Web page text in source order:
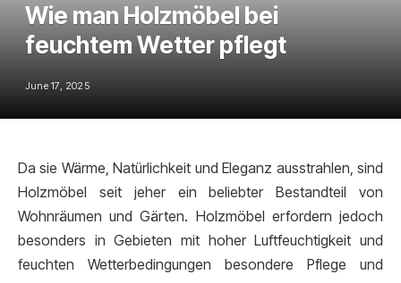
Wie man Holzmöbel bei
feuchtem Wetter pflegt
June 17, 2025
Da sie Wärme, Natürlichkeit und Eleganz ausstrahlen, sind
Holzmöbel seit jeher ein beliebter Bestandteil von
Wohnräumen und Gärten. Holzmöbel erfordern jedoch
besonders in Gebieten mit hoher Luftfeuchtigkeit und
feuchten Wetterbedingungen besondere Pflege und